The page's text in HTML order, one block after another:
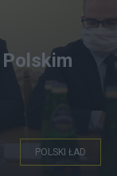
POLSKI ŁAD